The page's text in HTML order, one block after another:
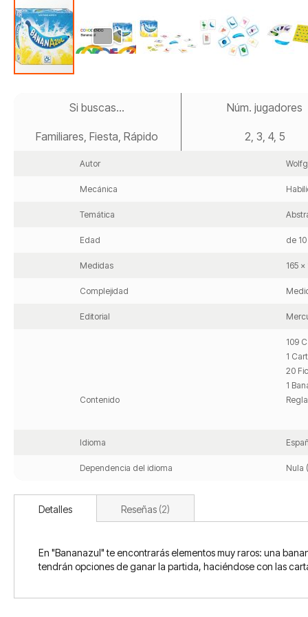
Si buscas...
Familiares, Fiesta, Rápido
Núm. jugadores
2, 3, 4, 5
Autor
Mecánica
Temática
Edad de
Medidas 165
Complejidad
Editorial
Contenido
109
1
20
1
Idioma
Dependencia del idioma Nula
Detalles
En "Bananazul" te encontrarás elementos muy raros: una
tendrán opciones de ganar la partida, haciéndose con las
Reseñas 2